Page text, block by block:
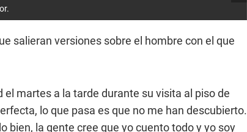
salieran versiones sobre el hombre con el que
martes a la tarde durante su visita al piso de
lo que pasa es que no me han descubierto.
bien, la gente cree que yo cuento todo y yo soy